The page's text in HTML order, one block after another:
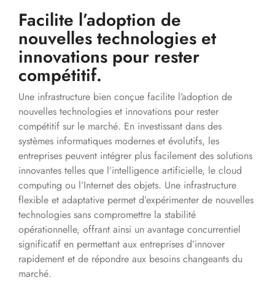
Facilite l’adoption de
nouvelles technologies et
innovations pour rester
compétitif.
Une infrastructure bien conçue facilite l’adoption de
nouvelles technologies et innovations pour rester
compétitif sur le marché. En investissant dans des
systèmes informatiques modernes et évolutifs, les
entreprises peuvent intégrer plus facilement des solutions
innovantes telles que l’intelligence artificielle, le cloud
computing ou l’Internet des objets. Une infrastructure
flexible et adaptative permet d’expérimenter de nouvelles
technologies sans compromettre la stabilité
opérationnelle, offrant ainsi un avantage concurrentiel
significatif en permettant aux entreprises d’innover
rapidement et de répondre aux besoins changeants du
marché.